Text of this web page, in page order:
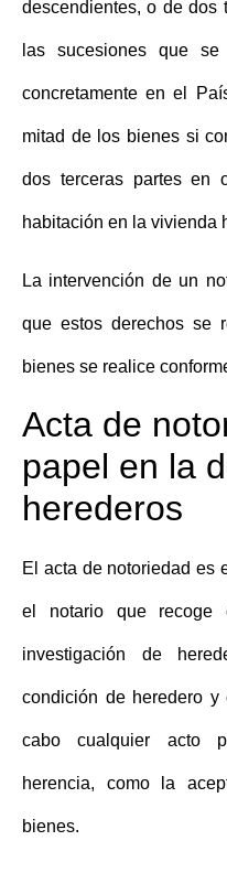
descendientes, o de dos
las sucesiones que
concretamente en el
mitad de los bienes si
dos terceras partes en
habitación en la vivienda
La intervención de un
que estos derechos se
bienes se realice
Acta de
papel en la
herederos
El acta de notoriedad es
el notario que recoge
investigación de
condición de heredero
cabo cualquier acto
herencia, como la
bienes.